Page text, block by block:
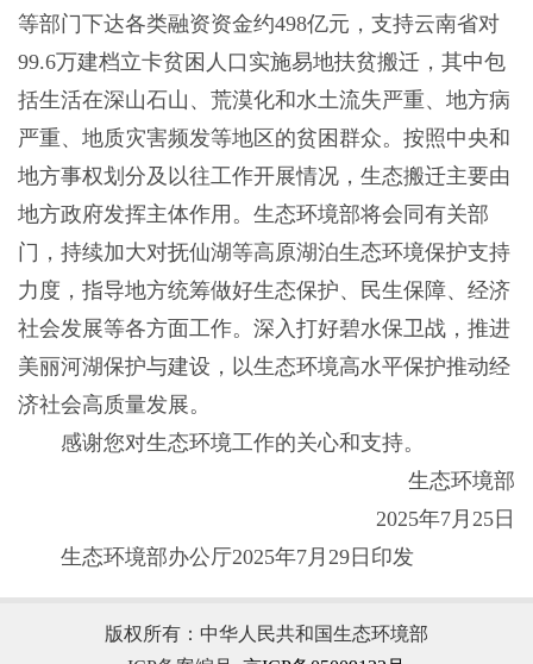
等部门下达各类融资资金约498亿元，支持云南省对
99.6万建档立卡贫困人口实施易地扶贫搬迁，其中包
括生活在深山石山、荒漠化和水土流失严重、地方病
严重、地质灾害频发等地区的贫困群众。按照中央和
地方事权划分及以往工作开展情况，生态搬迁主要由
地方政府发挥主体作用。生态环境部将会同有关部
门，持续加大对抚仙湖等高原湖泊生态环境保护支持
力度，指导地方统筹做好生态保护、民生保障、经济
社会发展等各方面工作。深入打好碧水保卫战，推进
美丽河湖保护与建设，以生态环境高水平保护推动经
济社会高质量发展。
感谢您对生态环境工作的关心和支持。
生态环境部
2025年7月25日
生态环境部办公厅2025年7月29日印发
版权所有：中华人民共和国生态环境部